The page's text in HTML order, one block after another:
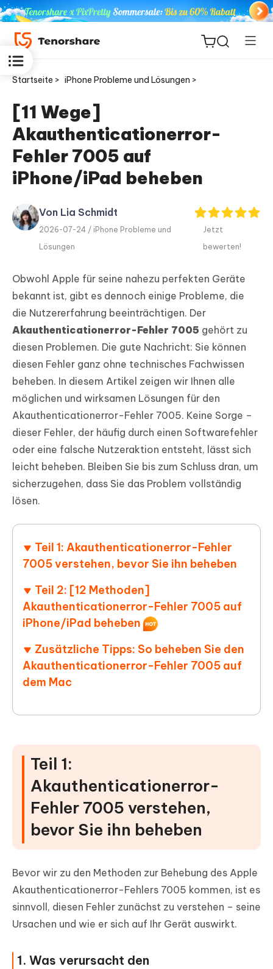
ReiBoot
for iOS
PDNob
Editor
iAnyGo
Startseite > iPhone Probleme und Lösungen >
[11 Wege]
Akauthenticationerror-
Fehler 7005 auf
iPhone/iPad beheben
Von Lia Schmidt
2026-07-24 / iPhone Probleme und
Lösungen
Jetzt
bewerten!
Obwohl Apple für seine nahezu perfekten Geräte
bekannt ist, gibt es dennoch einige Probleme, die
die Nutzererfahrung beeinträchtigen. Der
Akauthenticationerror-Fehler 7005 gehört zu
diesen Problemen. Die gute Nachricht: Sie können
diesen Fehler ganz ohne technisches Fachwissen
beheben. In diesem Artikel zeigen wir Ihnen alle
möglichen und wirksamen Lösungen für den
Akauthenticationerror-Fehler 7005. Keine Sorge –
dieser Fehler, der häufig durch einen Softwarefehler
oder eine falsche Nutzeraktion entsteht, lässt sich
leicht beheben. Bleiben Sie bis zum Schluss dran, um
sicherzugehen, dass Sie das Problem vollständig
lösen.
Teil 1: Akauthenticationerror-Fehler
7005 verstehen, bevor Sie ihn beheben
Teil 2: [12 Methoden]
Akauthenticationerror-Fehler 7005 auf
iPhone/iPad beheben
Zusätzliche Tipps: So beheben Sie den
Akauthenticationerror-Fehler 7005 auf
dem Mac
Teil 1:
Akauthenticationerror-
Fehler 7005 verstehen,
bevor Sie ihn beheben
Bevor wir zu den Methoden zur Behebung des Apple
Akauthenticationerror-Fehlers 7005 kommen, ist es
sinnvoll, diesen Fehler zunächst zu verstehen – seine
Ursachen und wie er sich auf Ihr Gerät auswirkt.
1. Was verursacht den